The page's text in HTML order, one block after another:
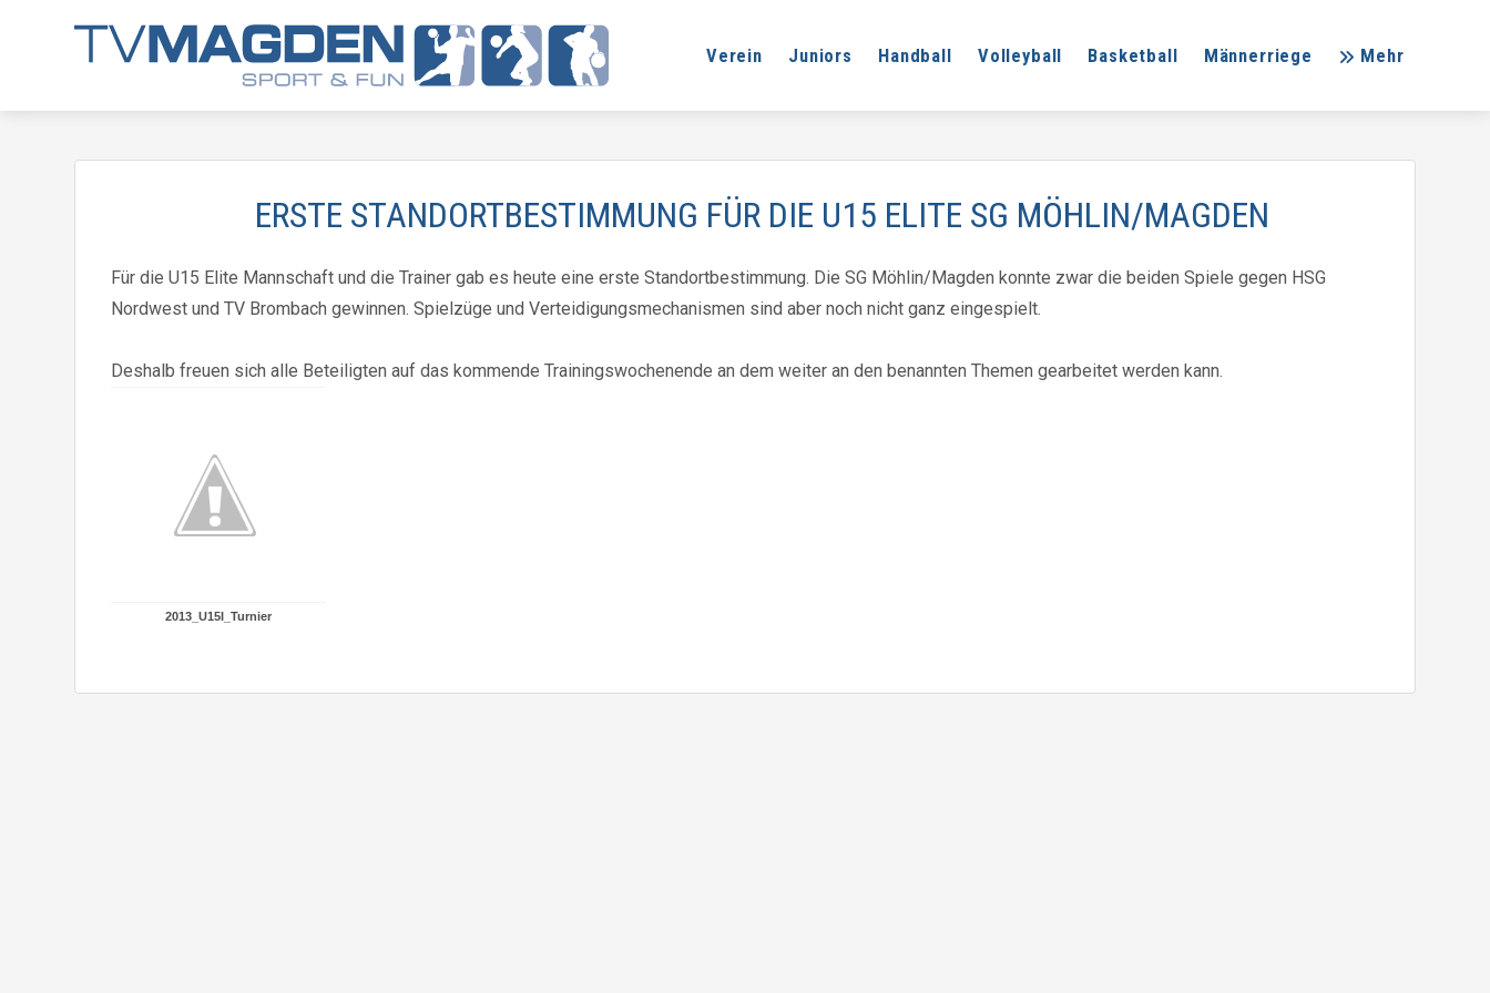
Verein Juniors Handball Volleyball Basketball Männerriege Mehr
ERSTE STANDORTBESTIMMUNG FÜR DIE U15 ELITE SG MÖHLIN/MAGDEN
Für die U15 Elite Mannschaft und die Trainer gab es heute eine erste Standortbestimmung. Die SG Möhlin/Magden konnte zwar die beiden Spiele gegen HSG
Nordwest und TV Brombach gewinnen. Spielzüge und Verteidigungsmechanismen sind aber noch nicht ganz eingespielt.
Deshalb freuen sich alle Beteiligten auf das kommende Trainingswochenende an dem weiter an den benannten Themen gearbeitet werden kann.
2013_U15I_Turnier